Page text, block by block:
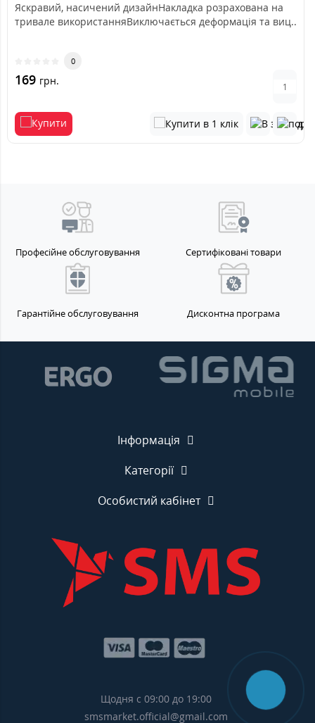
Яскравий, насичений дизайнНакладка розрахована на
тривале використанняВиключається деформація та виц..
0
169 грн.
Професійне обслуговування Сертифіковані товари
Гарантійне обслуговування Дисконтна програма
Інформація
Категорії
Особистий кабінет
Щодня с 09:00 до 19:00
smsmarket.official@gmail.com